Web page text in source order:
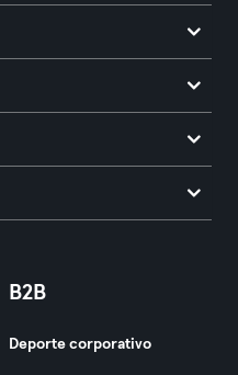
B2B
Deporte corporativo